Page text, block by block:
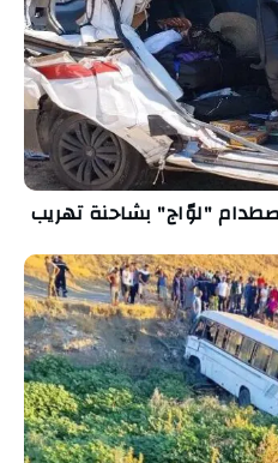
"لوّاج" بشاحنة تهريب